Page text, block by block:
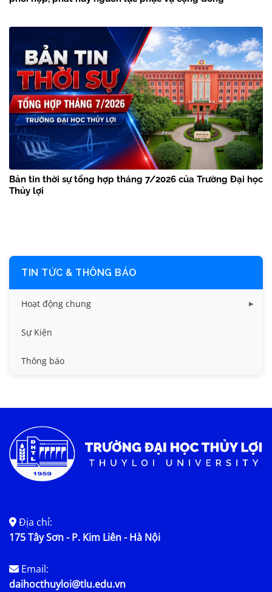
Bản tin thời sự tổng hợp tháng 7/2026 của Trường Đại học
Thủy lợi
TIN TỨC & THÔNG BÁO
Hoạt động chung
Tin công tác sinh viên
Tin đào tạo
Tin tức chung
Sự Kiện
Thông báo
Địa chỉ:
175 Tây Sơn - P. Kim Liên - Hà Nội
Email:
daihocthuyloi@tlu.edu.vn